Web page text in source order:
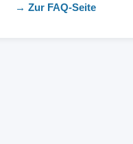
→ Zur FAQ-Seite